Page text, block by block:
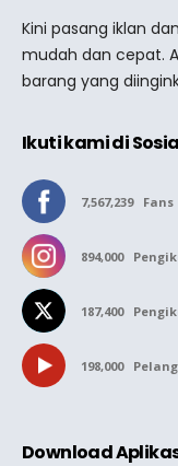
Kini pasang iklan
mudah dan cepat.
barang yang
Ikuti kami di
7,567,239 Fans
894,000
187,400
198,000
Download